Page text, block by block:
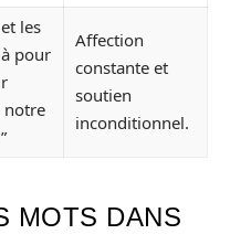
les
pour
notre
Affection
constante et
soutien
inconditionnel.
MOTS DANS